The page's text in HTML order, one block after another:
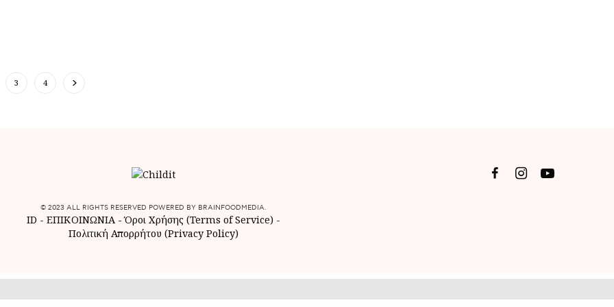
3 4
© 2023 ALL RIGHTS RESERVED POWERED BY BRAINFOODMEDIA.
ID - ΕΠΙΚΟΙΝΩΝΙΑ -Όροι Χρήσης (Terms of Service) -
Πολιτική Απορρήτου (Privacy Policy)